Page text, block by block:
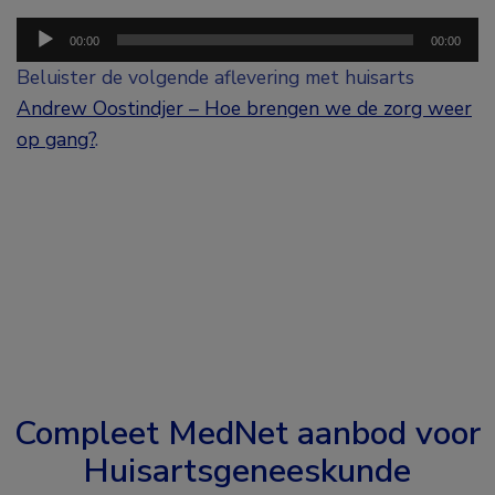
Audiospeler
00:00 00:00
Beluister de volgende aflevering met huisarts
Andrew Oostindjer – Hoe brengen we de zorg weer
op gang?.
Compleet MedNet aanbod voor
Huisartsgeneeskunde